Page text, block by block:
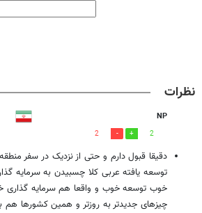
نظرات
NP
2
2
دقیقا قبول دارم و حتی از نزدیک در سفر
توسعه یافته عربی کلا چسبیدن به سرمایه
خوب توسعه خوب و واقعا هم سرمایه گذاری
چیزهای جدیدتر به روزتر و همین کشورها هم